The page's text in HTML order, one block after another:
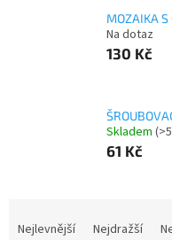
MOZAIKA S
Na dotaz
130 Kč
Skladem
61 Kč
Nejlevnější Nejdražší